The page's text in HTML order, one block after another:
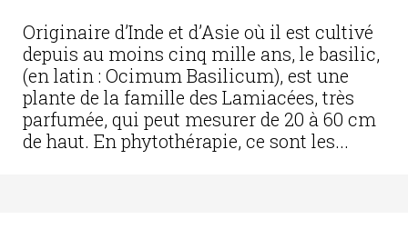
Originaire d’Inde et d’Asie où il est cultivé
depuis au moins cinq mille ans, le basilic,
(en latin : Ocimum Basilicum), est une
plante de la famille des Lamiacées, très
parfumée, qui peut mesurer de 20 à 60 cm
de haut. En phytothérapie, ce sont les...